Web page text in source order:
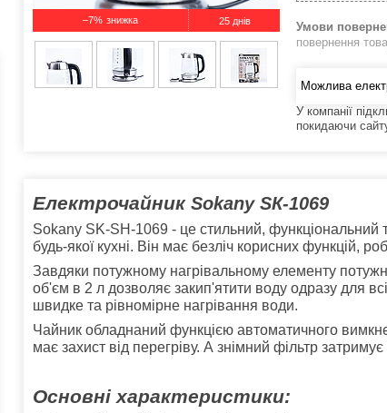
–7% 25 днів
повернення
У компанії
покидаючи
Електрочайник Sokany SК-1069
Sokany SK-SH-1069 - це стильний,
будь-якої кухні. Він має безліч корисних функцій,
Завдяки потужному нагрівальному елементу
об'єм в 2 л дозволяє закип'ятити воду одразу для
швидке та рівномірне нагрівання води.
Чайник обладнаний функцією автоматичного
має захист від перегріву. А знімний фільтр
Основні характеристики: